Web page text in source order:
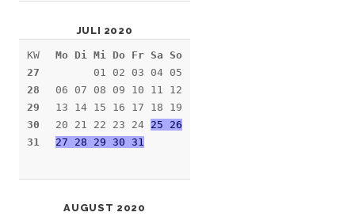
JULI 2020
KW
27
28
29
30
31
Mo Di Mi Do Fr Sa So
01 02 03 04 05
06 07 08 09 10 11 12
13 14 15 16 17 18 19
20 21 22 23 24 25 26
27 28 29 30 31
AUGUST 2020